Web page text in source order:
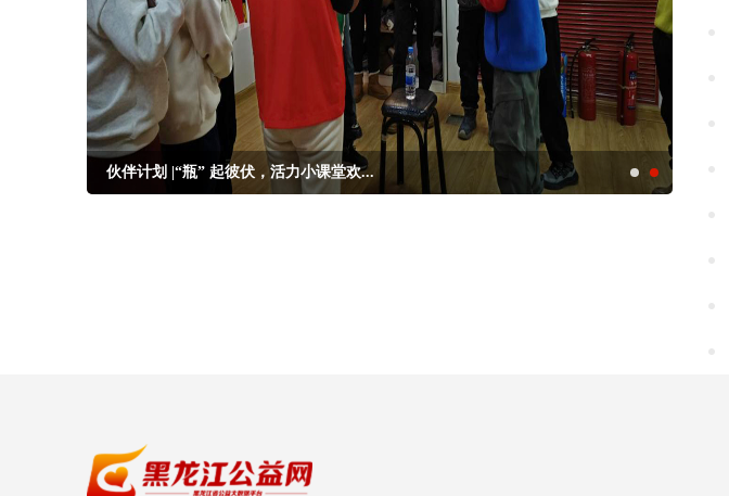
伙伴计划 |“瓶” 起彼伏，活力小课堂欢...